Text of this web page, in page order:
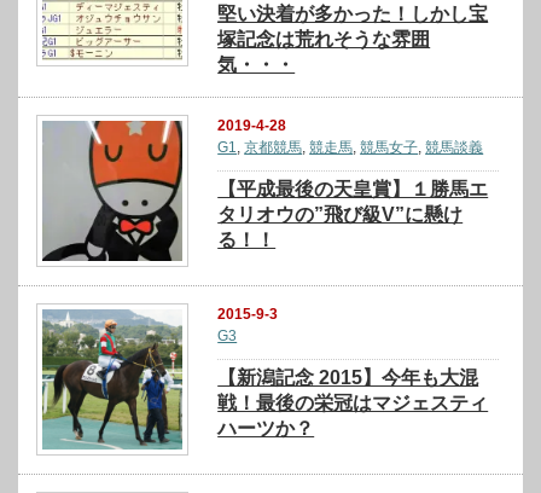
堅い決着が多かった！しかし宝
塚記念は荒れそうな雰囲
気・・・
2019-4-28
G1
,京都競馬 ,競走馬 ,競馬女子 ,競馬談義
【平成最後の天皇賞】１勝馬エ
タリオウの”飛び級V”に懸け
る！！
2015-9-3
G3
【新潟記念 2015】今年も大混
戦！最後の栄冠はマジェスティ
ハーツか？